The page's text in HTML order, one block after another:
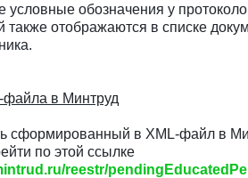
обозначения у
также отображаются в списке
файла в Минтруд
сформированный в XML-файл в
по этой ссылке
reestr/